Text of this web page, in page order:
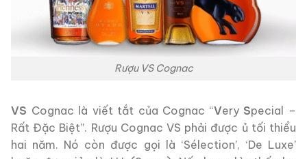
Rượu VS Cognac
VS Cognac là viết tắt của Cognac “Very Special –
Rất Đặc Biệt”. Rượu Cognac VS phải được ủ tối thiểu
hai năm. Nó còn được gọi là ‘Sélection’, ‘De Luxe’